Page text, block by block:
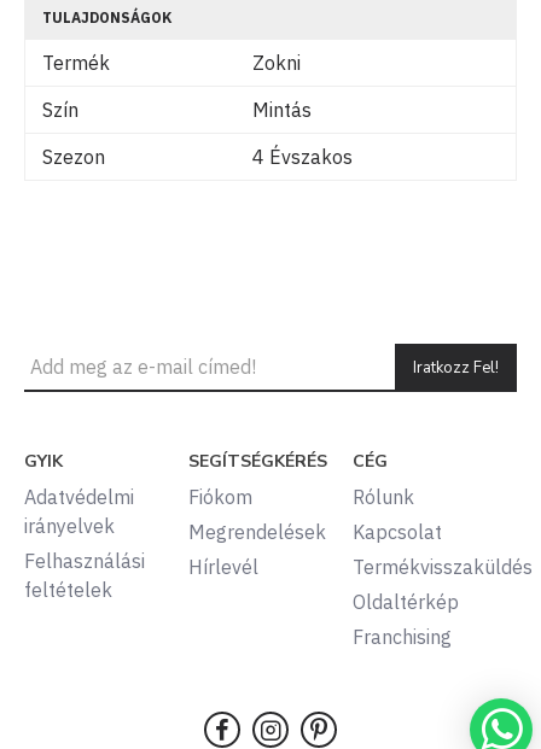
TULAJDONSÁGOK
Termék
Zokni
Szín
Mintás
Szezon
4 Évszakos
Iratkozz Fel!
GYIK
Adatvédelmi
irányelvek
Felhasználási
feltételek
SEGÍTSÉGKÉRÉS
Fiókom
Megrendelések
Hírlevél
CÉG
Rólunk
Kapcsolat
Termékvisszaküldés
Oldaltérkép
Franchising